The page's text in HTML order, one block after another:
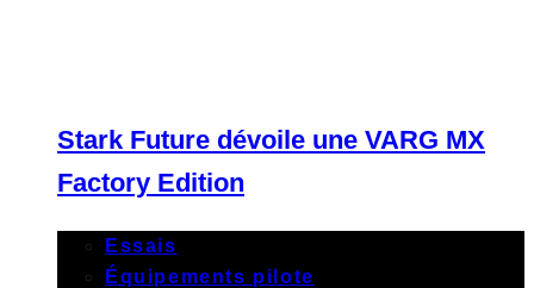
Stark Future dévoile une VARG MX
Factory Edition
Essais
Équipements pilote